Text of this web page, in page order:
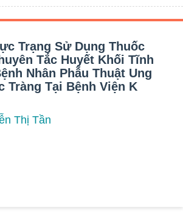
Trạng Sử Dụng Thuốc
Tắc Huyết Khối Tĩnh
Nhân Phẫu Thuật Ung
Tràng Tại Bệnh Viện K
Thị Tần